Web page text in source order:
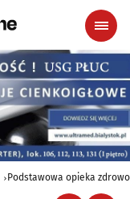
Podstawowa opieka